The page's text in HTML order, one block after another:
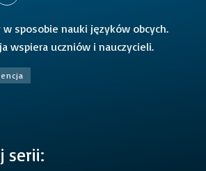
sposobie nauki języków obcych.
wspiera uczniów i nauczycieli.
serii: